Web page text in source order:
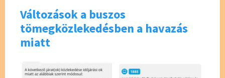
Változások a buszos
tömegközlekedésben a havazás
miatt